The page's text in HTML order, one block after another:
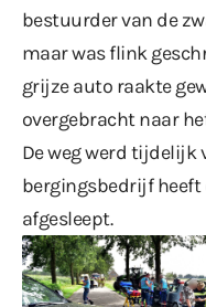
bestuurder van de
maar was flink
grijze auto raakte
overgebracht naar
De weg werd tijdelijk
bergingsbedrijf heeft
afgesleept.